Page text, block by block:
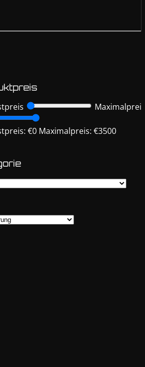
Maximalpreis
€0 Maximalpreis: €3500